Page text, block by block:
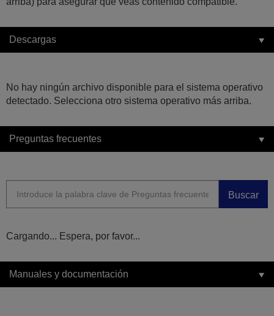
Descargas
No hay ningún archivo disponible para el sistema operativo
detectado. Selecciona otro sistema operativo más arriba.
Preguntas frecuentes
Buscar
Cargando... Espera, por favor...
Manuales y documentación